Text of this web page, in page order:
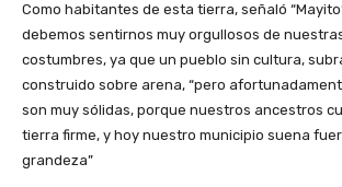
Como habitantes de esta tierra, señaló
debemos sentirnos muy orgullosos de
costumbres, ya que un pueblo sin cultura,
construido sobre arena, “pero
son muy sólidas, porque nuestros ancestros
tierra firme, y hoy nuestro municipio suena
grandeza”